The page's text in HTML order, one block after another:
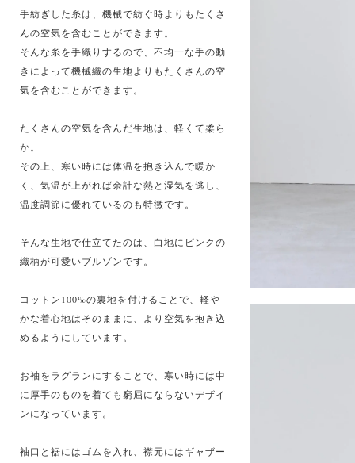
手紡ぎした糸は、機械で紡ぐ時よりもたくさ
んの空気を含むことができます。
そんな糸を手織りするので、不均一な手の動
きによって機械織の生地よりもたくさんの空
気を含むことができます。
たくさんの空気を含んだ生地は、軽くて柔ら
か。
その上、寒い時には体温を抱き込んで暖か
く、気温が上がれば余計な熱と湿気を逃し、
温度調節に優れているのも特徴です。
そんな生地で仕立てたのは、白地にピンクの
織柄が可愛いブルゾンです。
コットン100%の裏地を付けることで、軽や
かな着心地はそのままに、より空気を抱き込
めるようにしています。
お袖をラグランにすることで、寒い時には中
に厚手のものを着ても窮屈にならないデザイ
ンになっています。
袖口と裾にはゴムを入れ、襟元にはギャザー